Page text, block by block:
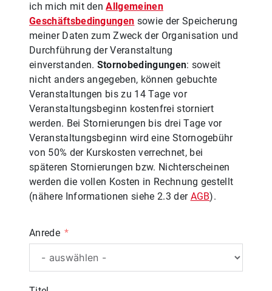
ich mich mit denAllgemeinen
Geschäftsbedingungen sowie der Speicherung
meiner Daten zum Zweck der Organisation und
Durchführung der Veranstaltung
einverstanden. Stornobedingungen: soweit
nicht anders angegeben, können gebuchte
Veranstaltungen bis zu 14 Tage vor
Veranstaltungsbeginn kostenfrei storniert
werden. Bei Stornierungen bis drei Tage vor
Veranstaltungsbeginn wird eine Stornogebühr
von 50% der Kurskosten verrechnet, bei
späteren Stornierungen bzw. Nichterscheinen
werden die vollen Kosten in Rechnung gestellt
(nähere Informationen siehe 2.3 der AGB).
Anrede